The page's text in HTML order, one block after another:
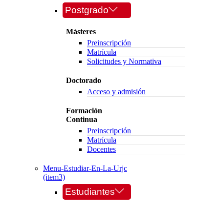
Postgrado
Másteres
Preinscripción
Matrícula
Solicitudes y Normativa
Doctorado
Acceso y admisión
Formación
Continua
Preinscripción
Matrícula
Docentes
Menu-Estudiar-En-La-Urjc
(item3)
Estudiantes